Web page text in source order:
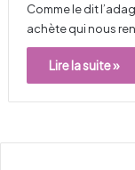
Comme le dit
achète qui nous
Lire la suite »